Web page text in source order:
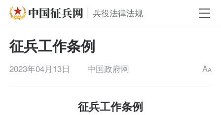
兵役法律法规
征兵工作条例
2023年04月13日 中国政府网 AA
征兵工作条例